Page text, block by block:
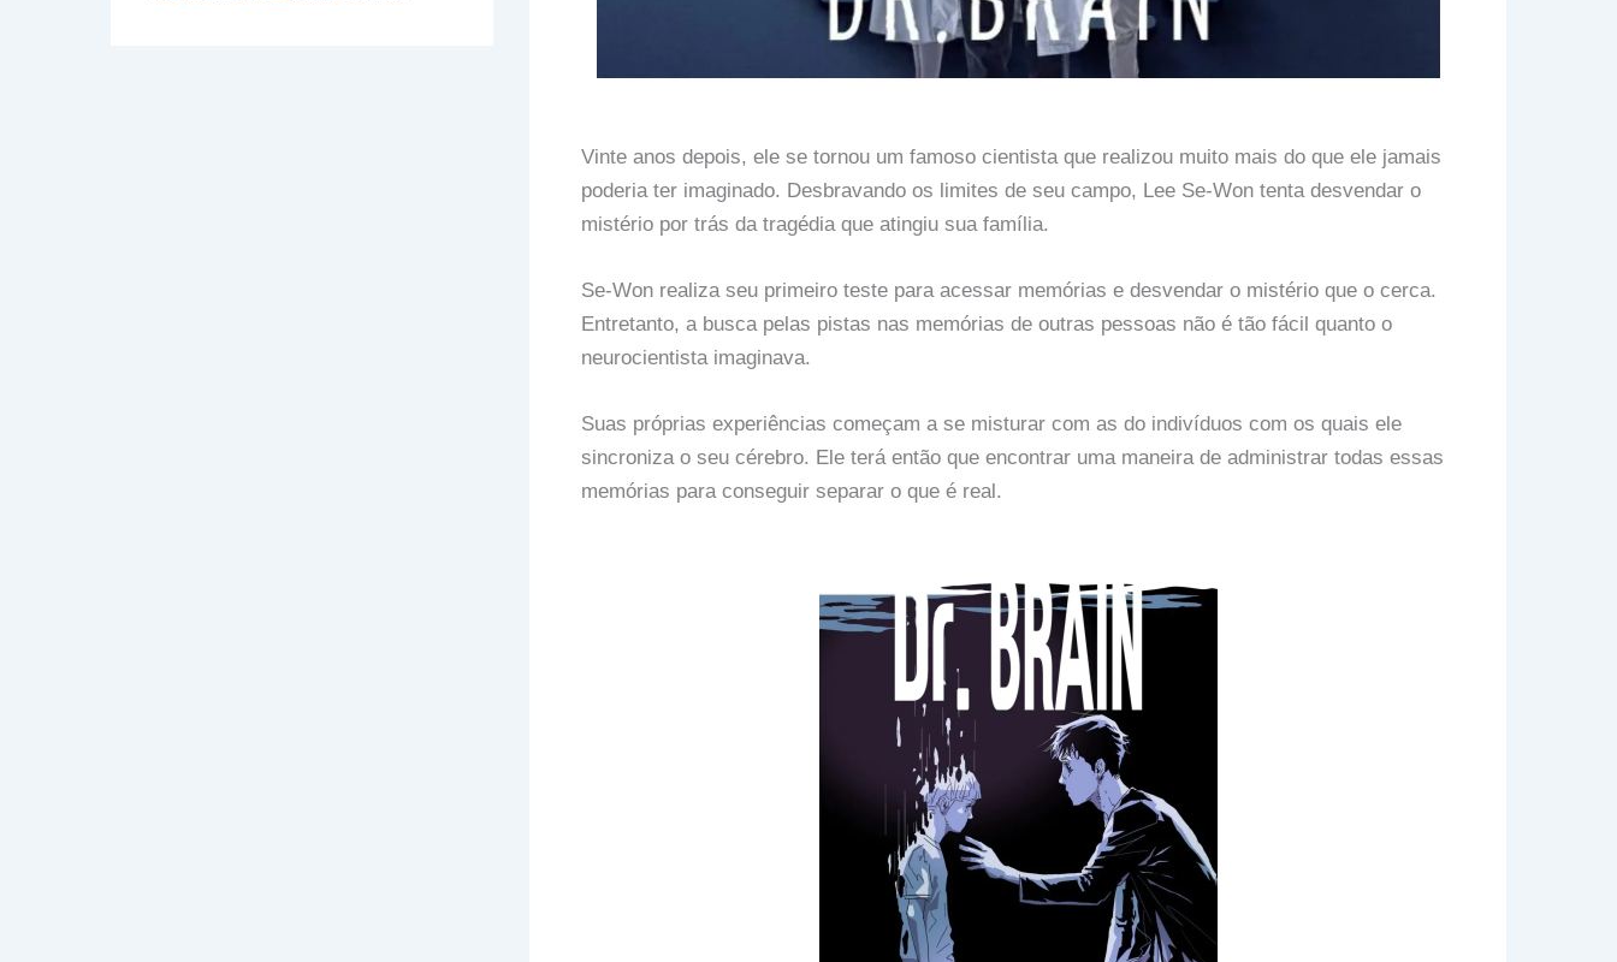
Vinte anos depois, ele se tornou um famoso cientista que realizou muito mais do que ele jamais
poderia ter imaginado. Desbravando os limites de seu campo, Lee Se-Won tenta desvendar o
mistério por trás da tragédia que atingiu sua família.
Se-Won realiza seu primeiro teste para acessar memórias e desvendar o mistério que o cerca.
Entretanto, a busca pelas pistas nas memórias de outras pessoas não é tão fácil quanto o
neurocientista imaginava.
Suas próprias experiências começam a se misturar com as do indivíduos com os quais ele
sincroniza o seu cérebro. Ele terá então que encontrar uma maneira de administrar todas essas
memórias para conseguir separar o que é real.